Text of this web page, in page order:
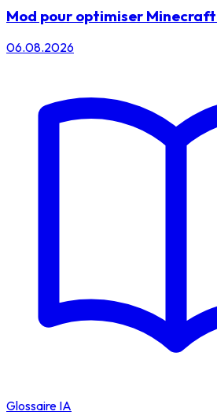
Mod pour optimiser Minecraft
06.08.2026
Glossaire IA